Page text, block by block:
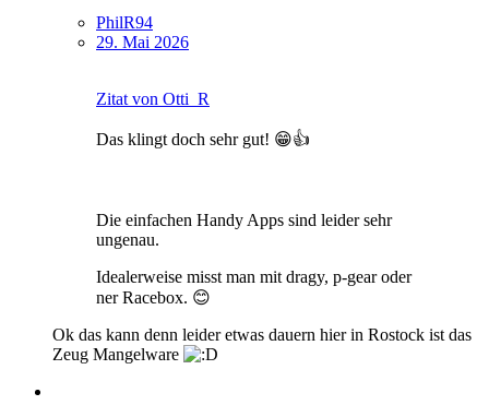
PhilR94
29. Mai 2026
Zitat von Otti_R
Das klingt doch sehr gut! 😁👍
Die einfachen Handy Apps sind leider sehr
ungenau.
Idealerweise misst man mit dragy, p-gear oder
ner Racebox. 😊
Ok das kann denn leider etwas dauern hier in Rostock ist das
Zeug Mangelware